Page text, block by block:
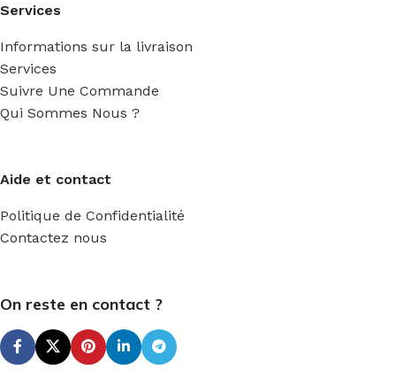
Services
Informations sur la livraison
Services
Suivre Une Commande
Qui Sommes Nous ?
Aide et contact
Politique de Confidentialité
Contactez nous
On reste en contact ?